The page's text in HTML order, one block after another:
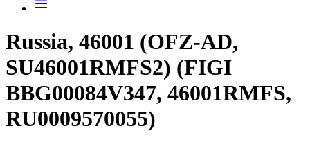
Russia, 46001 (OFZ-AD,
SU46001RMFS2) (FIGI
BBG00084V347, 46001RMFS,
RU0009570055)